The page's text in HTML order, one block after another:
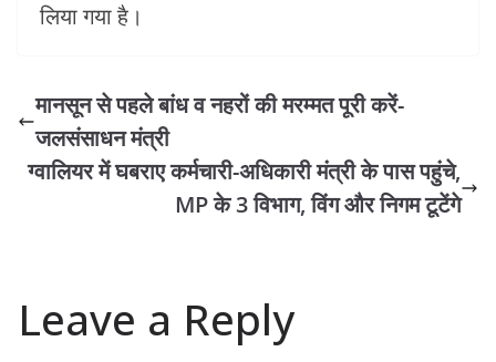
लिया गया है।
मानसून से पहले बांध व नहरों की मरम्मत पूरी करें-
जलसंसाधन मंत्री
ग्वालियर में घबराए कर्मचारी-अधिकारी मंत्री के पास पहुंचे,
MP के 3 विभाग, विंग और निगम टूटेंगे
Leave a Reply